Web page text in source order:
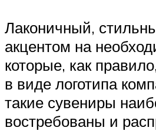
Лаконичный,
акцентом на
которые, как
в виде логотипа
такие сувениры
востребованы и